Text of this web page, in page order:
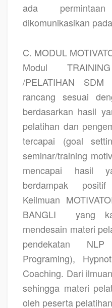
ada
dikomunikasikan
C. MODUL
Modul
/PELATIHAN
rancang sesuai
berdasarkan hasil
pelatihan dan
tercapai (goal
seminar/training
mencapai hasil
berdampak
Keilmuan
BANGLI
yang
mendesain materi
pendekatan
Programing),
Coaching. Dari
sehingga materi
oleh peserta